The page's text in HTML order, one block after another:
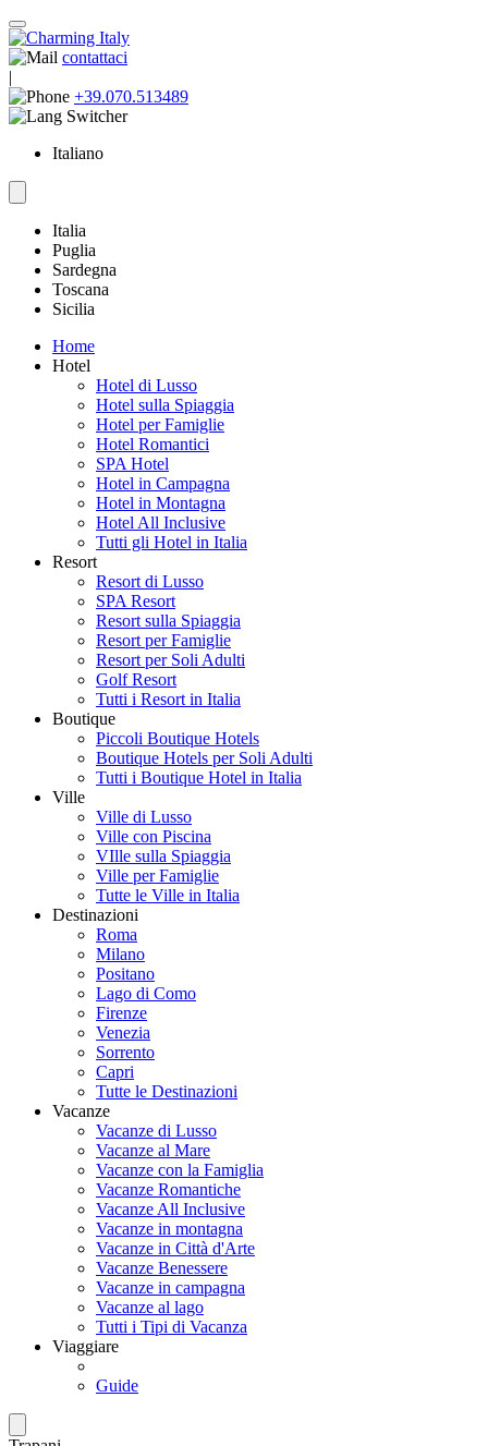
contattaci
|
+39.070.513489
Italiano
Italia
Puglia
Sardegna
Toscana
Sicilia
Home
Hotel
Hotel di Lusso
Hotel sulla Spiaggia
Hotel per Famiglie
Hotel Romantici
SPA Hotel
Hotel in Campagna
Hotel in Montagna
Hotel All Inclusive
Tutti gli Hotel in Italia
Resort
Resort di Lusso
SPA Resort
Resort sulla Spiaggia
Resort per Famiglie
Resort per Soli Adulti
Golf Resort
Tutti i Resort in Italia
Boutique
Piccoli Boutique Hotels
Boutique Hotels per Soli Adulti
Tutti i Boutique Hotel in Italia
Ville
Ville di Lusso
Ville con Piscina
VIlle sulla Spiaggia
Ville per Famiglie
Tutte le Ville in Italia
Destinazioni
Roma
Milano
Positano
Lago di Como
Firenze
Venezia
Sorrento
Capri
Tutte le Destinazioni
Vacanze
Vacanze di Lusso
Vacanze al Mare
Vacanze con la Famiglia
Vacanze Romantiche
Vacanze All Inclusive
Vacanze in montagna
Vacanze in Città d'Arte
Vacanze Benessere
Vacanze in campagna
Vacanze al lago
Tutti i Tipi di Vacanza
Viaggiare
Guide